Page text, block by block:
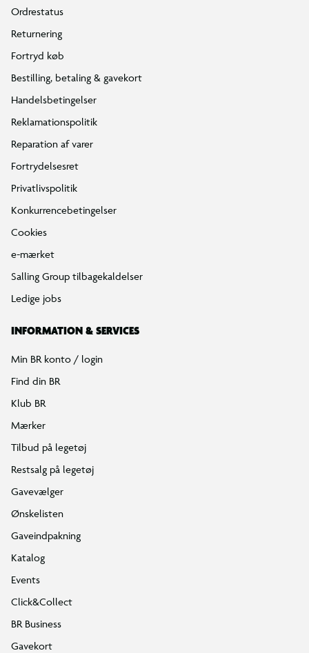
Ordrestatus
Returnering
Fortryd køb
Bestilling, betaling & gavekort
Handelsbetingelser
Reklamationspolitik
Reparation af varer
Fortrydelsesret
Privatlivspolitik
Konkurrencebetingelser
Cookies
e-mærket
Salling Group tilbagekaldelser
Ledige jobs
INFORMATION & SERVICES
Min BR konto / login
Find din BR
Klub BR
Mærker
Tilbud på legetøj
Restsalg på legetøj
Gavevælger
Ønskelisten
Gaveindpakning
Katalog
Events
Click&Collect
BR Business
Gavekort